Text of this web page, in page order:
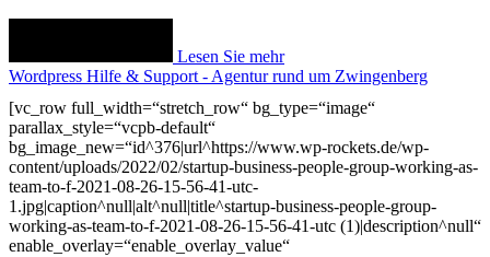
Lesen Sie mehr
Wordpress Hilfe & Support - Agentur rund um Zwingenberg
[vc_row full_width=“stretch_row“ bg_type=“image“
parallax_style=“vcpb-default“
bg_image_new=“id^376|url^https://www.wp-rockets.de/wp-
content/uploads/2022/02/startup-business-people-group-working-as-
team-to-f-2021-08-26-15-56-41-utc-
1.jpg|caption^null|alt^null|title^startup-business-people-group-
working-as-team-to-f-2021-08-26-15-56-41-utc (1)|description^null“
enable_overlay=“enable_overlay_value“